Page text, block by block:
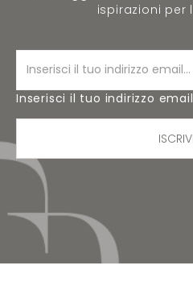
ispirazioni per
Inserisci il tuo indirizzo email